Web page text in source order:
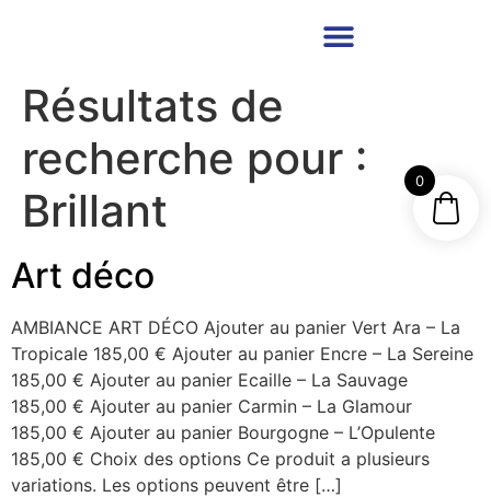
Résultats de
recherche pour :
Brillant
Art déco
AMBIANCE ART DÉCO Ajouter au panier Vert Ara – La
Tropicale 185,00 € Ajouter au panier Encre – La Sereine
185,00 € Ajouter au panier Ecaille – La Sauvage
185,00 € Ajouter au panier Carmin – La Glamour
185,00 € Ajouter au panier Bourgogne – L’Opulente
185,00 € Choix des options Ce produit a plusieurs
variations. Les options peuvent être […]
0